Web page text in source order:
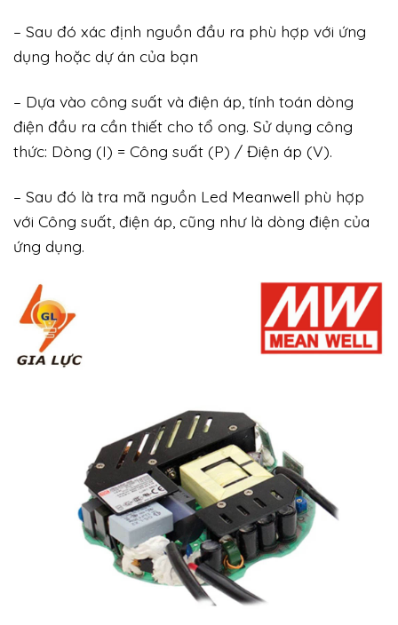
– Sau đó xác định nguồn đầu ra phù hợp với ứng
dụng hoặc dự án của bạn
– Dựa vào công suất và điện áp, tính toán dòng
điện đầu ra cần thiết cho tổ ong. Sử dụng công
thức: Dòng (I) = Công suất (P) / Điện áp (V).
– Sau đó là tra mã nguồn Led Meanwell phù hợp
với Công suất, điện áp, cũng như là dòng điện của
ứng dụng.